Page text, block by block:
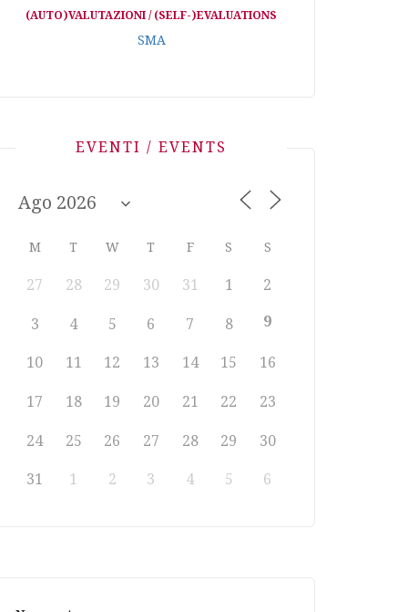
(AUTO)VALUTAZIONI / (SELF-)EVALUATIONS
SMA
EVENTI / EVENTS
M T W T F S S
27 28 29 30 31 1 2
3 4 5 6 7 8 9
10 11 12 13 14 15 16
17 18 19 20 21 22 23
24 25 26 27 28 29 30
31 1 2 3 4 5 6